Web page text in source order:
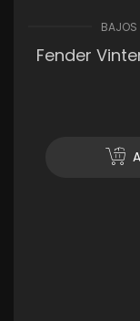
BAJOS
Fender